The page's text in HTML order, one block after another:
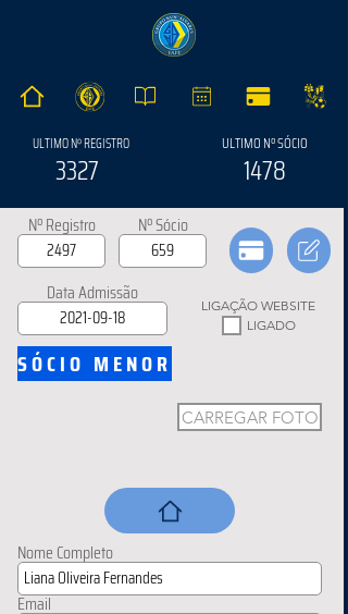
ULTIMO Nº REGISTRO
3327
ULTIMO Nº SÓCIO
1478
Nº Registro Nº Sócio
Data Admissão
LIGAÇÃO WEBSITE
LIGADO
SÓCIO MENOR
CARREGAR FOTO
Nome Completo
Email